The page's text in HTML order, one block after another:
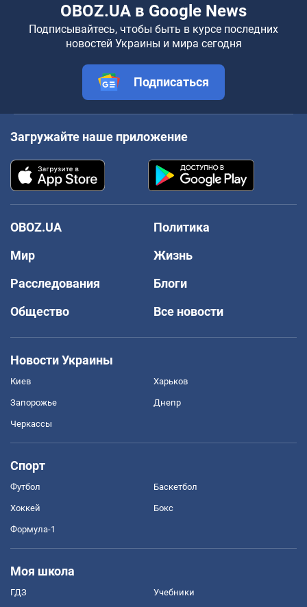
OBOZ.UA в Google News
Подписывайтесь, чтобы быть в курсе последних
новостей Украины и мира сегодня
Подписаться
Загружайте наше приложение
OBOZ.UA
Политика
Мир
Жизнь
Расследования
Блоги
Общество
Все новости
Новости Украины
Киев Харьков
Запорожье Днепр
Черкассы
Спорт
Футбол Баскетбол
Хоккей Бокс
Формула-1
Моя школа
ГДЗ Учебники